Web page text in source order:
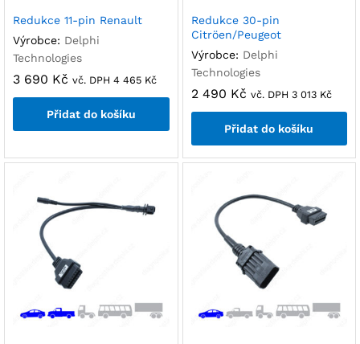
Redukce 11-pin Renault
Výrobce: Delphi
Technologies
3 690 Kč vč. DPH 4 465 Kč
Přidat do košíku
Redukce 30-pin
Citröen/Peugeot
Výrobce: Delphi
Technologies
2 490 Kč vč. DPH 3 013 Kč
Přidat do košíku